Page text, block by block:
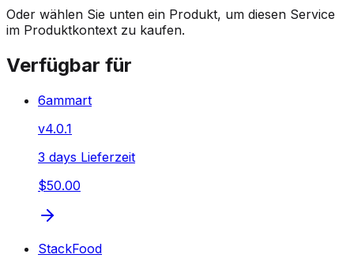
Oder wählen Sie unten ein Produkt, um diesen Service
im Produktkontext zu kaufen.
Verfügbar für
6ammart
v4.0.1
3 days Lieferzeit
$50.00
StackFood